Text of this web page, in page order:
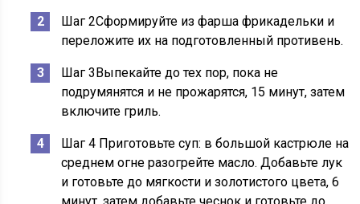
Шаг 2Сформируйте из фарша фрикадельки и
переложите их на подготовленный противень.
Шаг 3Выпекайте до тех пор, пока не
подрумянятся и не прожарятся, 15 минут, затем
включите гриль.
Шаг 4 Приготовьте суп: в большой кастрюле на
среднем огне разогрейте масло. Добавьте лук
и готовьте до мягкости и золотистого цвета, 6